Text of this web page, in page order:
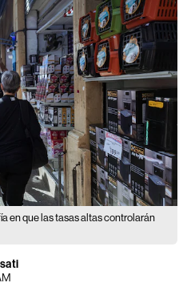
en que las tasas altas controlarán